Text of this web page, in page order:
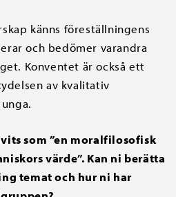
känns föreställningens
och bedömer varandra
Konventet är också ett
av kvalitativ
som ”en moralfilosofisk
värde”. Kan ni berätta
temat och hur ni har